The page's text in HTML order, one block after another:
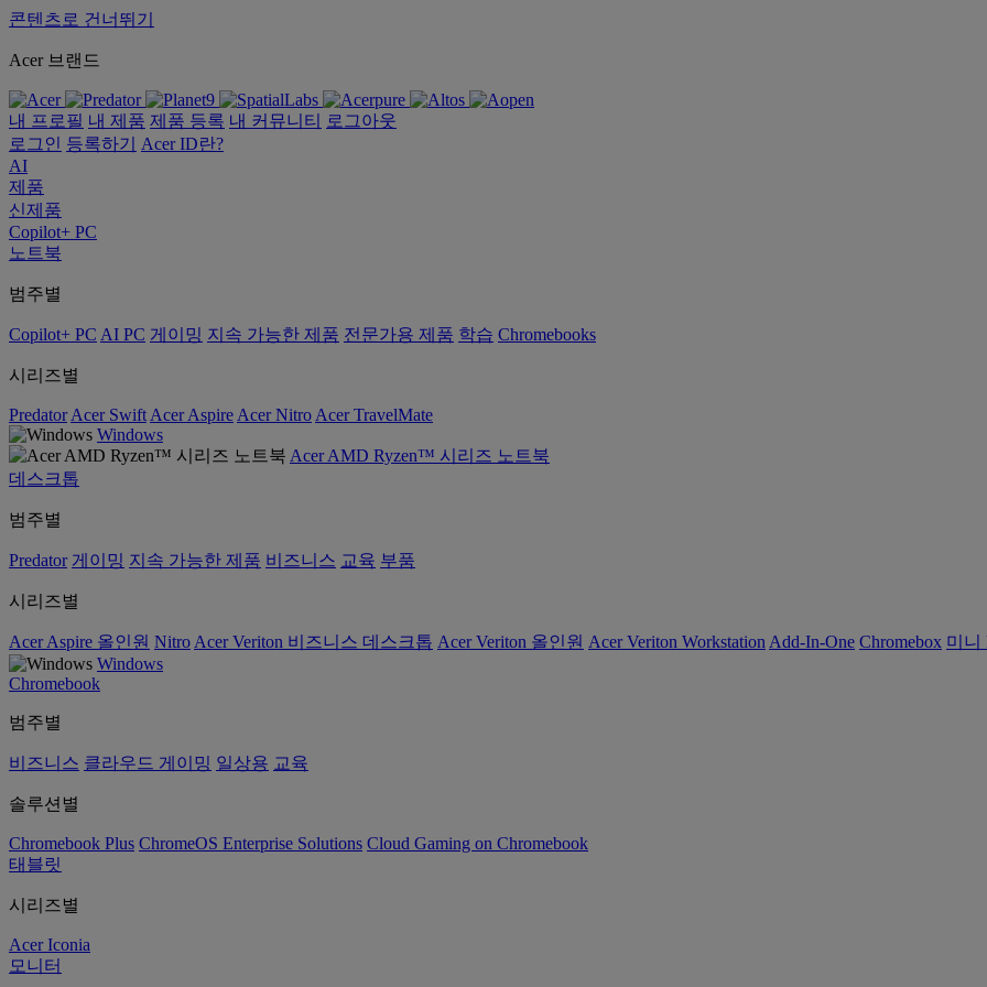
콘텐츠로 건너뛰기
Acer 브랜드
내 프로필 내 제품 제품 등록 내 커뮤니티
로그아웃
로그인
등록하기
Acer ID란?
AI
제품
신제품
Copilot+ PC
노트북
범주별
Copilot+ PC AI PC 게이밍 지속 가능한 제품 전문가용 제품 학습 Chromebooks
시리즈별
Predator Acer Swift Acer Aspire Acer Nitro Acer TravelMate
Windows
Acer AMD Ryzen™ 시리즈 노트북
데스크톱
범주별
Predator 게이밍 지속 가능한 제품 비즈니스 교육 부품
시리즈별
Acer Aspire 올인원 Nitro Acer Veriton 비즈니스 데스크톱 Acer Veriton 올인원 Acer Veriton Workstation Add-In-One Chromebox 미니
Windows
Chromebook
범주별
비즈니스 클라우드 게이밍 일상용 교육
솔루션별
Chromebook Plus ChromeOS Enterprise Solutions Cloud Gaming on Chromebook
태블릿
시리즈별
Acer Iconia
모니터